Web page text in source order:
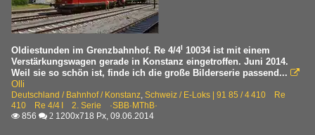
Oldiestunden im Grenzbahnhof. Re 4/4I 10034 ist mit einem
Verstärkungswagen gerade in Konstanz eingetroffen. Juni 2014.
Weil sie so schön ist, finde ich die große Bilderserie passend... 
Olli
Deutschland / Bahnhof / Konstanz, Schweiz / E-Loks | 91 85 / 4 410 Re
410 Re 4/4 I 2. Serie ·SBB·MThB·
 856  2 1200x718 Px, 09.06.2014